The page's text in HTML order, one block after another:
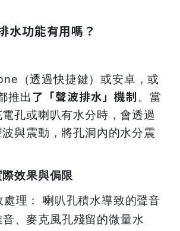
水功能有用嗎？
（透過快捷鍵）或安卓，或
推出 了「聲波排水」機制 。當
孔或喇叭有水分時，會透過
與震動，將孔洞內的水分震
效果與侷限
處理： 喇叭孔積水導致的聲音
、麥克風孔殘留的微量水